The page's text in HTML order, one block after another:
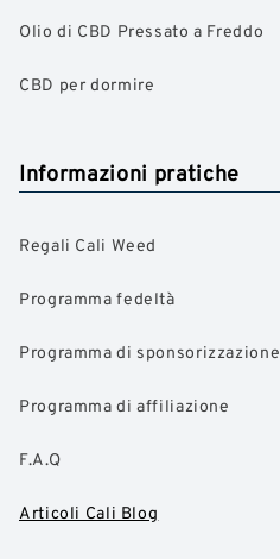
Olio di CBD Pressato a Freddo
CBD per dormire
Informazioni pratiche
Regali Cali Weed
Programma fedeltà
Programma di sponsorizzazione
Programma di affiliazione
F.A.Q
Articoli Cali Blog